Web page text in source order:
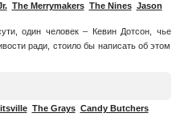
The Merrymakers The Nines Jason
один человек – Кевин Дотсон, чье
ради, стоило бы написать об этом
The Grays Candy Butchers